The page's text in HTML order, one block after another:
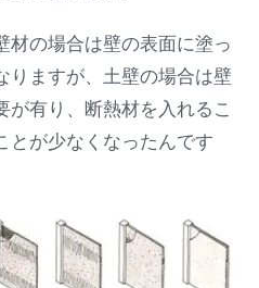
材の場合は壁の表面に塗っ
りますが、土壁の場合は壁
が有り、断熱材を入れるこ
とが少なくなったんです